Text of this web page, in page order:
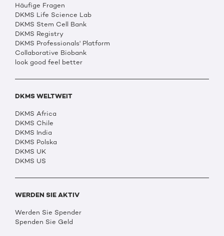
Häufige Fragen
DKMS Life Science Lab
DKMS Stem Cell Bank
DKMS Registry
DKMS Professionals' Platform
Collaborative Biobank
look good feel better
DKMS WELTWEIT
DKMS Africa
DKMS Chile
DKMS India
DKMS Polska
DKMS UK
DKMS US
WERDEN SIE AKTIV
Werden Sie Spender
Spenden Sie Geld